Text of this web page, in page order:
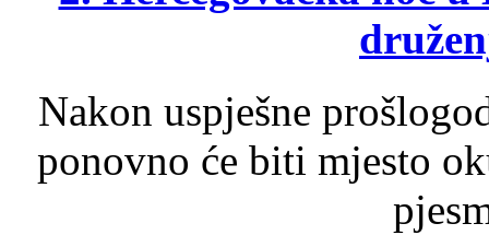
Nakon uspješne
ponovno će biti mjesto